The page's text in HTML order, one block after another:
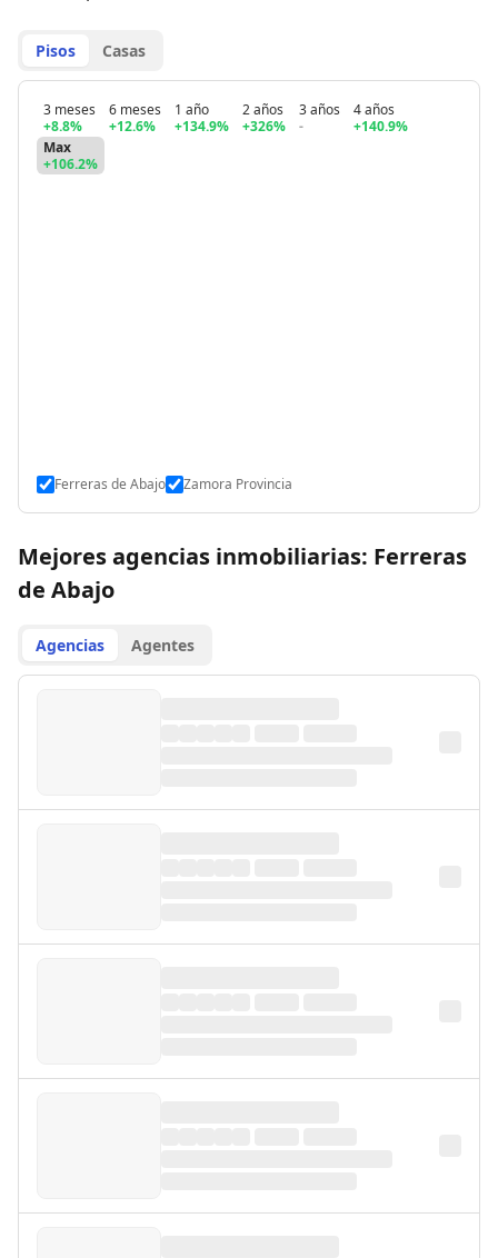
Pisos Casas
3 meses
+8.8%
6 meses
+12.6%
1 año
+134.9%
2 años
+326%
3 años
-
4 años
+140.9%
Max
+106.2%
Ferreras de Abajo Zamora Provincia
Mejores agencias inmobiliarias: Ferreras
de Abajo
Agencias Agentes